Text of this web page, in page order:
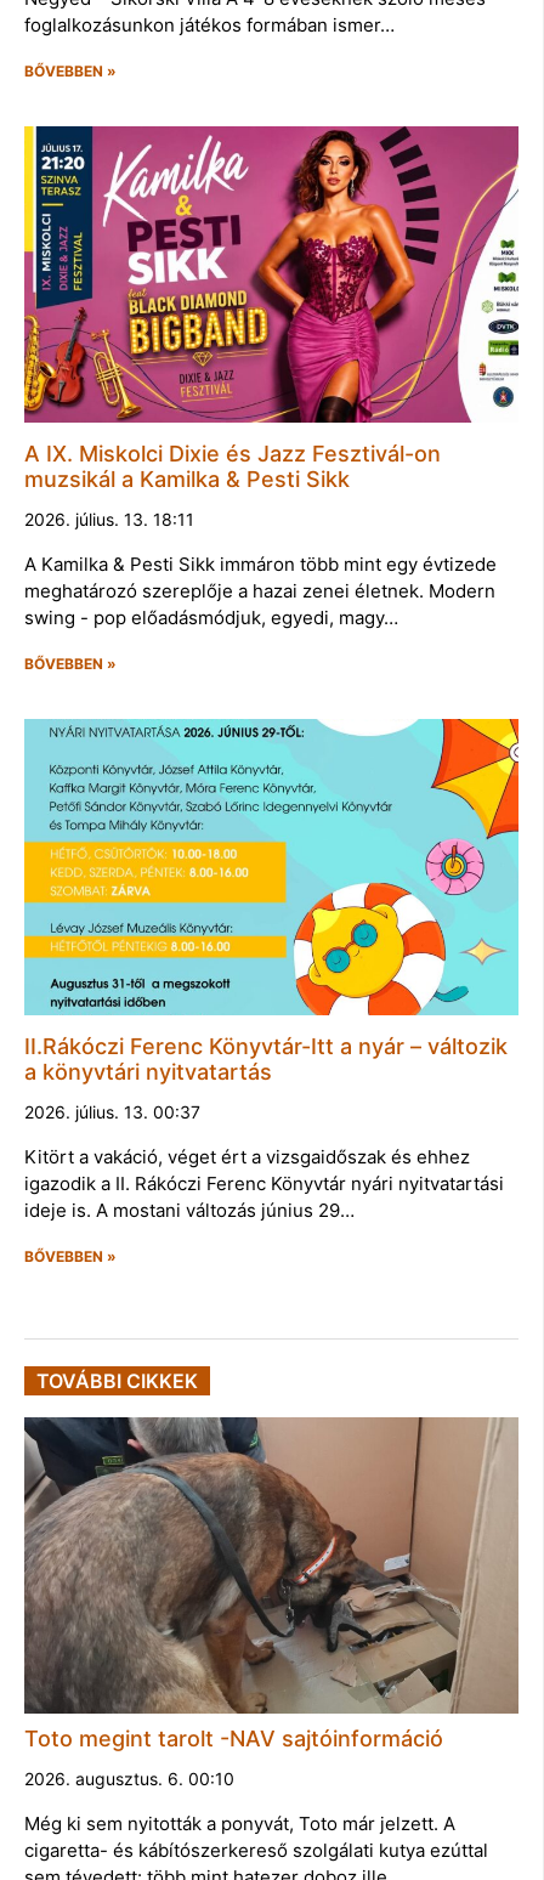
foglalkozásunkon játékos formában ismer…
BŐVEBBEN »
A IX. Miskolci Dixie és Jazz Fesztivál-on
muzsikál a Kamilka & Pesti Sikk
2026. július. 13. 18:11
A Kamilka & Pesti Sikk immáron több mint egy évtizede
meghatározó szereplője a hazai zenei életnek. Modern
swing - pop előadásmódjuk, egyedi, magy…
BŐVEBBEN »
II.Rákóczi Ferenc Könyvtár-Itt a nyár – változik
a könyvtári nyitvatartás
2026. július. 13. 00:37
Kitört a vakáció, véget ért a vizsgaidőszak és ehhez
igazodik a II. Rákóczi Ferenc Könyvtár nyári nyitvatartási
ideje is. A mostani változás június 29…
BŐVEBBEN »
TOVÁBBI CIKKEK
Toto megint tarolt -NAV sajtóinformáció
2026. augusztus. 6. 00:10
Még ki sem nyitották a ponyvát, Toto már jelzett. A
cigaretta- és kábítószerkereső szolgálati kutya ezúttal